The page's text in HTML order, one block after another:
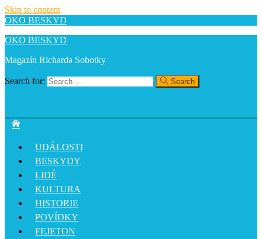
Skip to content
OKO BESKYD
OKO BESKYD
Magazín Richarda Sobotky
Search for: Search
UDÁLOSTI
BESKYDY
LIDÉ
KULTURA
HISTORIE
POVÍDKY
FEJETON